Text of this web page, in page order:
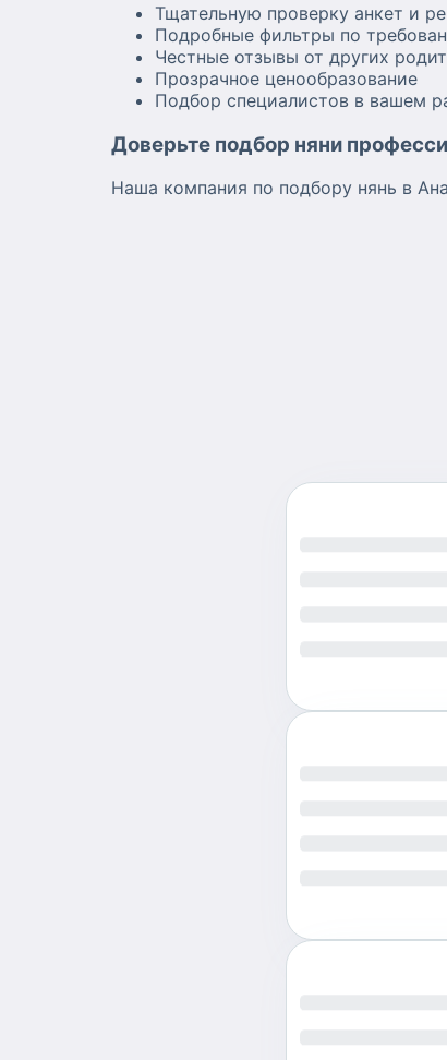
Тщательную проверку анкет и
Подробные фильтры по
Честные отзывы от других
Прозрачное ценообразование
Подбор специалистов в вашем
Доверьте подбор няни
Наша компания по подбору нянь в